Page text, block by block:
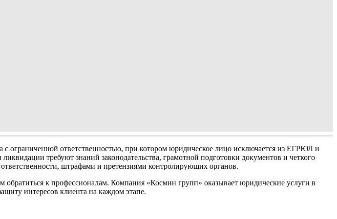
ограниченной ответственностью, при котором юридическое лицо исключается из ЕГРЮЛ и
требуют знаний законодательства, грамотной подготовки документов и четкого
штрафами и претензиями контролирующих органов.
к профессионалам. Компания «Космин групп» оказывает юридические услуги в
интересов клиента на каждом этапе.